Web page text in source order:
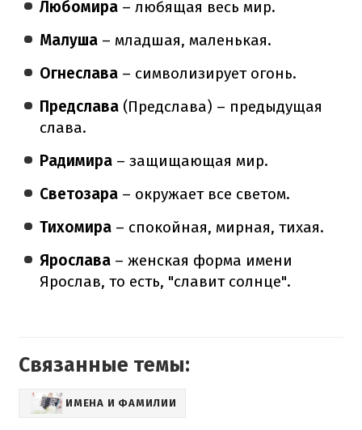
Любомира – любящая весь мир.
Малуша – младшая, маленькая.
Огнеслава – символизирует огонь.
Предслава (Предслава) – предыдущая
слава.
Радимира – защищающая мир.
Светозара – окружает все светом.
Тихомира – спокойная, мирная, тихая.
Ярослава – женская форма имени
Ярослав, то есть, "славит солнце".
Связанные темы:
ИМЕНА И ФАМИЛИИ